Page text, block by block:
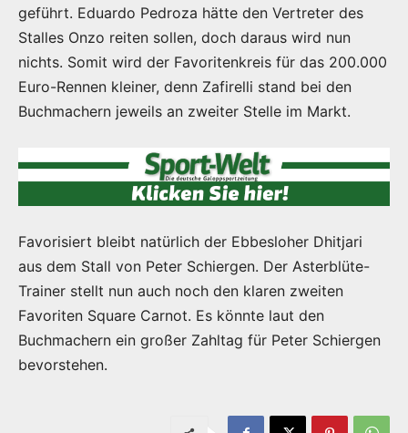
geführt. Eduardo Pedroza hätte den Vertreter des
Stalles Onzo reiten sollen, doch daraus wird nun
nichts. Somit wird der Favoritenkreis für das 200.000
Euro-Rennen kleiner, denn Zafirelli stand bei den
Buchmachern jeweils an zweiter Stelle im Markt.
Favorisiert bleibt natürlich der Ebbesloher Dhitjari
aus dem Stall von Peter Schiergen. Der Asterblüte-
Trainer stellt nun auch noch den klaren zweiten
Favoriten Square Carnot. Es könnte laut den
Buchmachern ein großer Zahltag für Peter Schiergen
bevorstehen.